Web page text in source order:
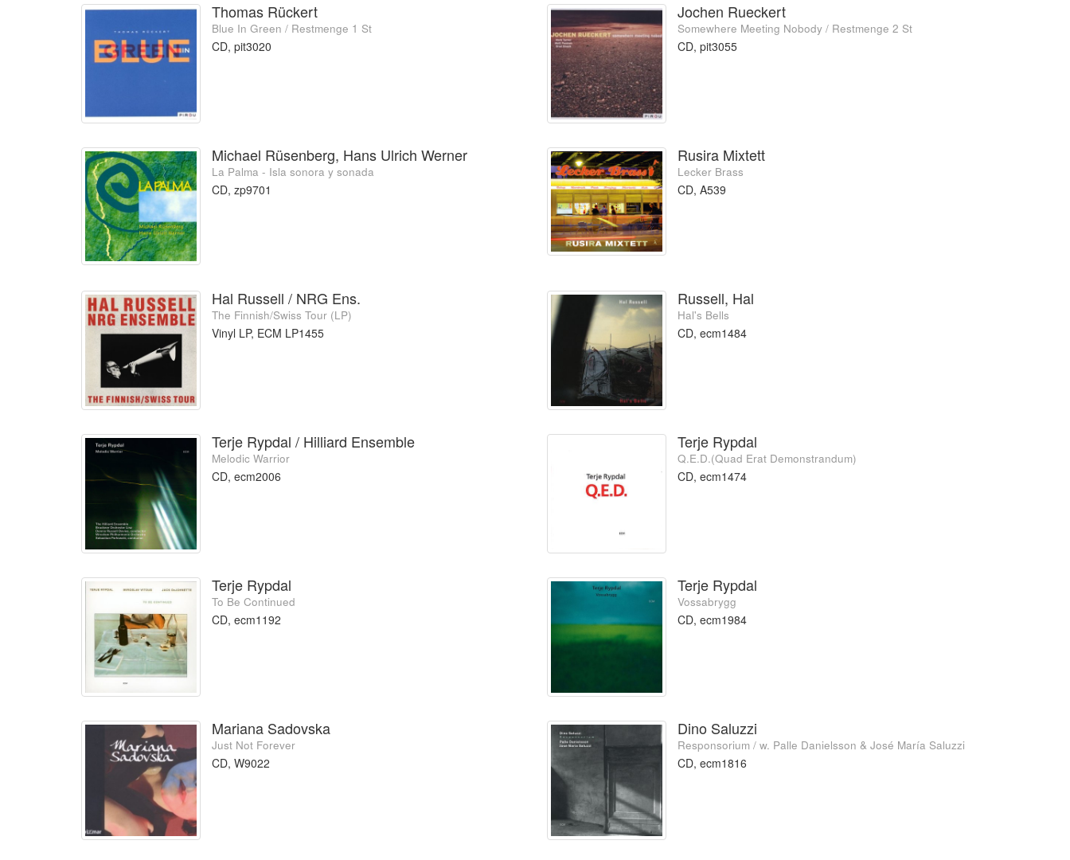
Thomas Rückert
Blue In Green / Restmenge 1 St
CD, pit3020
Jochen Rueckert
Somewhere Meeting Nobody / Restmenge 2 St
CD, pit3055
Michael Rüsenberg, Hans Ulrich Werner
La Palma - Isla sonora y sonada
CD, zp9701
Rusira Mixtett
Lecker Brass
CD, A539
Hal Russell / NRG Ens.
The Finnish/Swiss Tour (LP)
Vinyl LP, ECM LP1455
Russell, Hal
Hal's Bells
CD, ecm1484
Terje Rypdal / Hilliard Ensemble
Melodic Warrior
CD, ecm2006
Terje Rypdal
Q.E.D.(Quad Erat Demonstrandum)
CD, ecm1474
Terje Rypdal
To Be Continued
CD, ecm1192
Terje Rypdal
Vossabrygg
CD, ecm1984
Mariana Sadovska
Just Not Forever
CD, W9022
Dino Saluzzi
Responsorium / w. Palle Danielsson & José María Saluzzi
CD, ecm1816